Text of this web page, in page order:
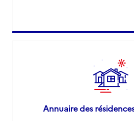
Annuaire des